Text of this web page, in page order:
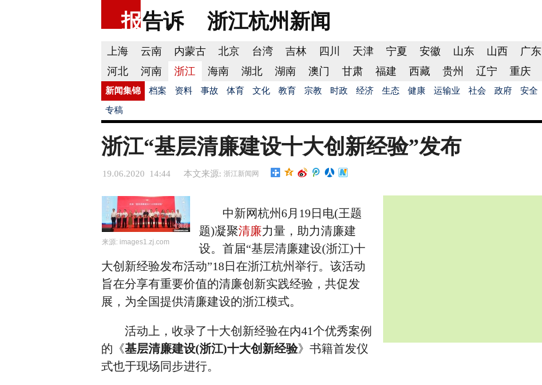
报告诉 浙江杭州 新闻
上海 云南 内蒙古 北京 台湾 吉林 四川 天津 宁夏 安徽 山东 山西 广东
河北
河南 浙江 海南 湖北 湖南 澳门 甘肃 福建 西藏 贵州 辽宁 重庆
新闻集锦 档案 资料 事故 体育 文化 教育 宗教 时政 经济 生态 健康 运输业 社会 政府 安全
专稿
浙江“基层清廉建设十大创新经验”发布
19.06.2020 14:44 本文来源: 浙江新闻网
来源: images1.zj.com
中新网杭州6月19日电(王题
题)凝聚清廉力量，助力清廉建
设。首届“基层清廉建设(浙江)十
大创新经验发布活动”18日在浙江杭州举行。该活动
旨在分享有重要价值的清廉创新实践经验，共促发
展，为全国提供清廉建设的浙江模式。
活动上，收录了十大创新经验在内41个优秀案例
的《基层清廉建设(浙江)十大创新经验》书籍首发仪
式也于现场同步进行。